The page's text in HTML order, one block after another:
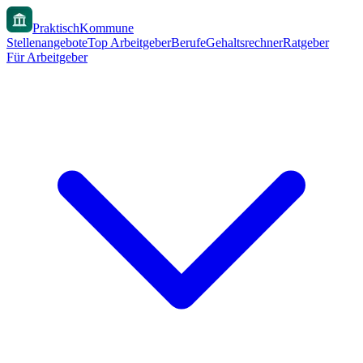
PraktischKommune
StellenangeboteTop ArbeitgeberBerufeGehaltsrechnerRatgeber
Für Arbeitgeber